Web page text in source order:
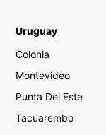
Uruguay
Colonia
Montevideo
Punta Del Este
Tacuarembo